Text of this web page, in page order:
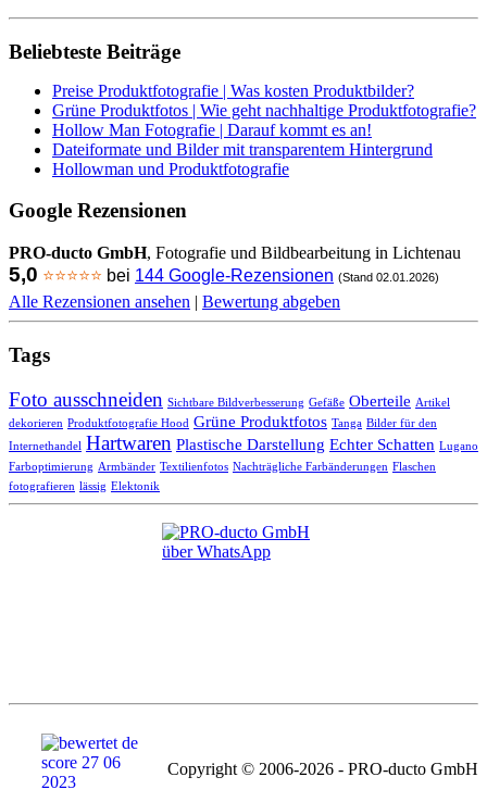
Beliebteste Beiträge
Preise Produktfotografie | Was kosten Produktbilder?
Grüne Produktfotos | Wie geht nachhaltige Produktfotografie?
Hollow Man Fotografie | Darauf kommt es an!
Dateiformate und Bilder mit transparentem Hintergrund
Hollowman und Produktfotografie
Google Rezensionen
PRO-ducto GmbH, Fotografie und Bildbearbeitung in Lichtenau
5,0 ⭐⭐⭐⭐⭐ bei 144 Google-Rezensionen (Stand 02.01.2026)
Alle Rezensionen ansehen | Bewertung abgeben
Tags
Foto ausschneiden Sichtbare Bildverbesserung Gefäße Oberteile Artikel
dekorieren Produktfotografie Hood Grüne Produktfotos Tanga Bilder für den
Internethandel Hartwaren Plastische Darstellung Echter Schatten Lugano
Farboptimierung Armbänder Textilienfotos Nachträgliche Farbänderungen Flaschen
fotografieren lässig Elektonik
Copyright © 2006-2026 - PRO-ducto GmbH